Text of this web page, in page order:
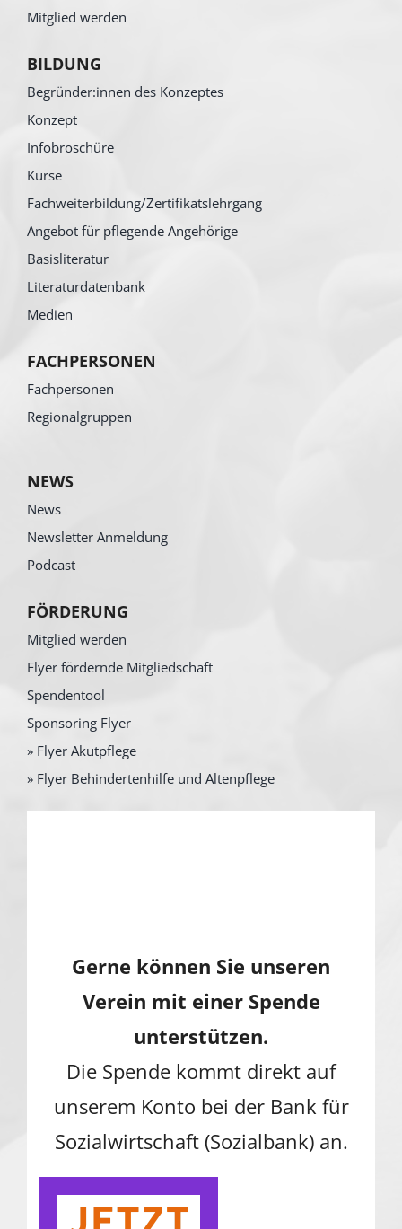
Mitglied werden
BILDUNG
Begründer:innen des Konzeptes
Konzept
Infobroschüre
Kurse
Fachweiterbildung/Zertifikatslehrgang
Angebot für pflegende Angehörige
Basisliteratur
Literaturdatenbank
Medien
FACHPERSONEN
Fachpersonen
Regionalgruppen
NEWS
News
Newsletter Anmeldung
Podcast
FÖRDERUNG
Mitglied werden
Flyer fördernde Mitgliedschaft
Spendentool
Sponsoring Flyer
» Flyer Akutpflege
» Flyer Behindertenhilfe und Altenpflege
Gerne können Sie unseren
Verein mit einer Spende
unterstützen.
Die Spende kommt direkt auf
unserem Konto bei der Bank für
Sozialwirtschaft (Sozialbank) an.